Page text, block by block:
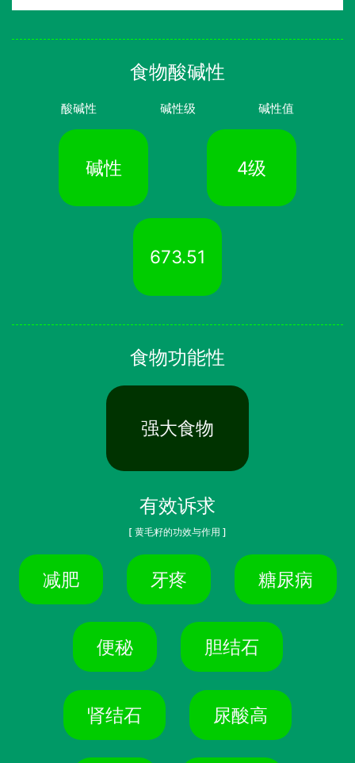
食物酸碱性
酸碱性 碱性级 碱性值
碱性 4级
673.51
食物功能性
强大食物
有效诉求
[ 黄毛籽的功效与作用 ]
减肥 牙疼 糖尿病
便秘 胆结石
肾结石 尿酸高